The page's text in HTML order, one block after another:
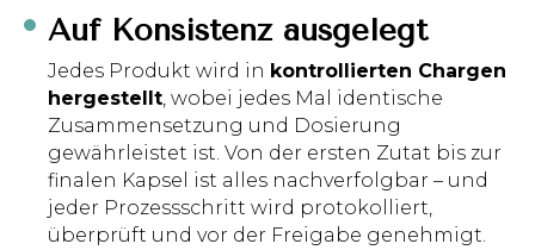
Auf Konsistenz ausgelegt
Jedes Produkt wird in kontrollierten Chargen
hergestellt, wobei jedes Mal identische
Zusammensetzung und Dosierung
gewährleistet ist. Von der ersten Zutat bis zur
finalen Kapsel ist alles nachverfolgbar – und
jeder Prozessschritt wird protokolliert,
überprüft und vor der Freigabe genehmigt.